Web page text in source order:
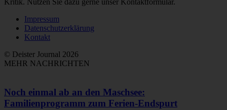
Kritik. Nutzen Sie dazu gerne unser Kontaktformular.
Impressum
Datenschutzerklärung
Kontakt
© Deister Journal 2026
MEHR NACHRICHTEN
Noch einmal ab an den Maschsee:
Familienprogramm zum Ferien-Endspurt